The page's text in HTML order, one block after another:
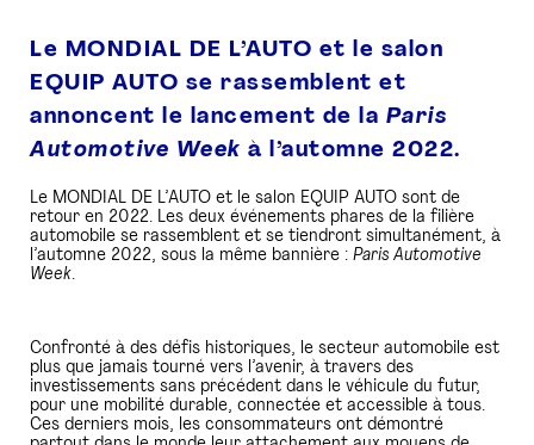
Le MONDIAL DE L’AUTO et le salon
EQUIP AUTO se rassemblent et
annoncent le lancement de la Paris
Automotive Week à l’automne 2022.
Le MONDIAL DE L’AUTO et le salon EQUIP AUTO sont de
retour en 2022. Les deux événements phares de la filière
automobile se rassemblent et se tiendront simultanément, à
l’automne 2022, sous la même bannière : Paris Automotive
Week.
Confronté à des défis historiques, le secteur automobile est
plus que jamais tourné vers l’avenir, à travers des
investissements sans précédent dans le véhicule du futur,
pour une mobilité durable, connectée et accessible à tous.
Ces derniers mois, les consommateurs ont démontré